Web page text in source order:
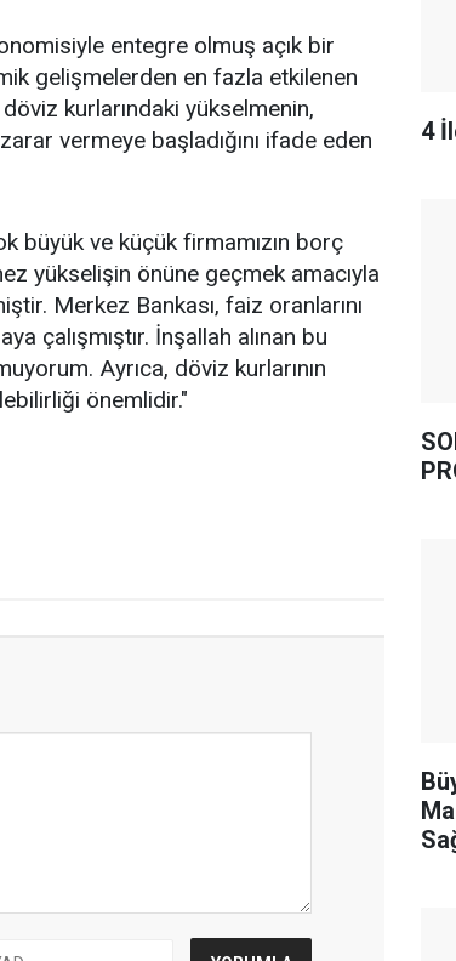
entegre olmuş açık bir
gelişmelerden en fazla etkilenen
kurlarındaki yükselmenin,
vermeye başladığını ifade eden
büyük ve küçük firmamızın borç
yükselişin önüne geçmek amacıyla
Merkez Bankası, faiz oranlarını
çalışmıştır. İnşallah alınan bu
Ayrıca, döviz kurlarının
önemlidir."
4